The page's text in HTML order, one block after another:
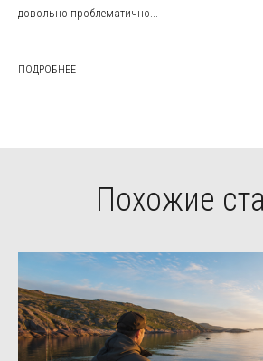
довольно проблематично...
ПОДРОБНЕЕ
Похожие